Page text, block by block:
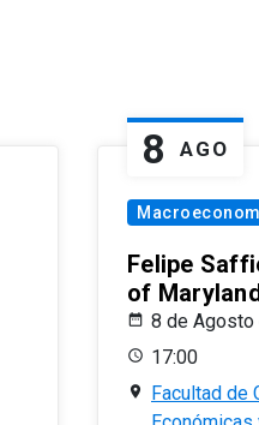
8 AGO
Felipe
of
8 de Agosto
17:00
Facultad de